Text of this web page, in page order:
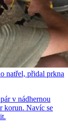
natřel, přidal prkna
v nádhernou
korun. Navíc se